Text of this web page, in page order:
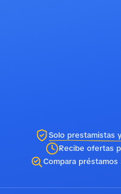
Solo prestamistas
Recibe ofertas
Compara